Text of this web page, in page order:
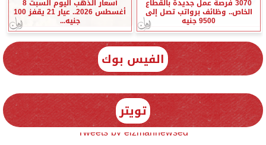
الخاص.. وظائف برواتب تصل إلى
9500 جنيه
أغسطس 2026.. عيار 21 يقفز 100
جنيه...
الفيس بوك
تويتر
Tweets by elzmannewseg